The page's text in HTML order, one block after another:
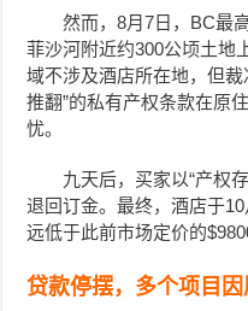
然而，8月7日，BC最
菲沙河附近约300公顷土地
域不涉及酒店所在地，但
推翻”的私有产权条款在原
忧。
九天后，买家以“产权
退回订金。最终，酒店于10
远低于此前市场定价的
贷款停摆，多个项目